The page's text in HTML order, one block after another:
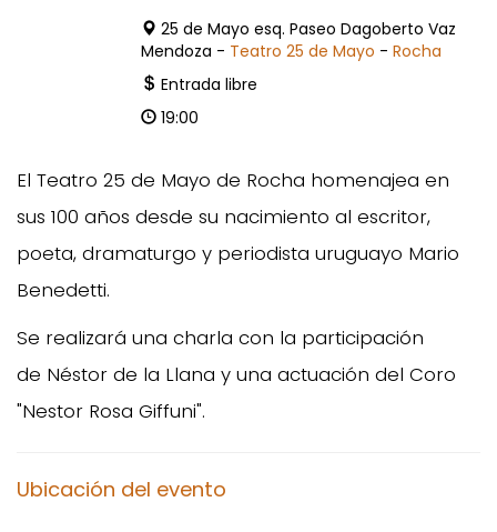
25 de Mayo esq. Paseo Dagoberto Vaz
Mendoza - Teatro 25 de Mayo - Rocha
Entrada libre
19:00
El Teatro 25 de Mayo de Rocha homenajea en
sus 100 años desde su nacimiento al escritor,
poeta, dramaturgo y periodista uruguayo Mario
Benedetti.
Se realizará una charla con la participación
de Néstor de la Llana y una actuación del Coro
"Nestor Rosa Giffuni".
Ubicación del evento